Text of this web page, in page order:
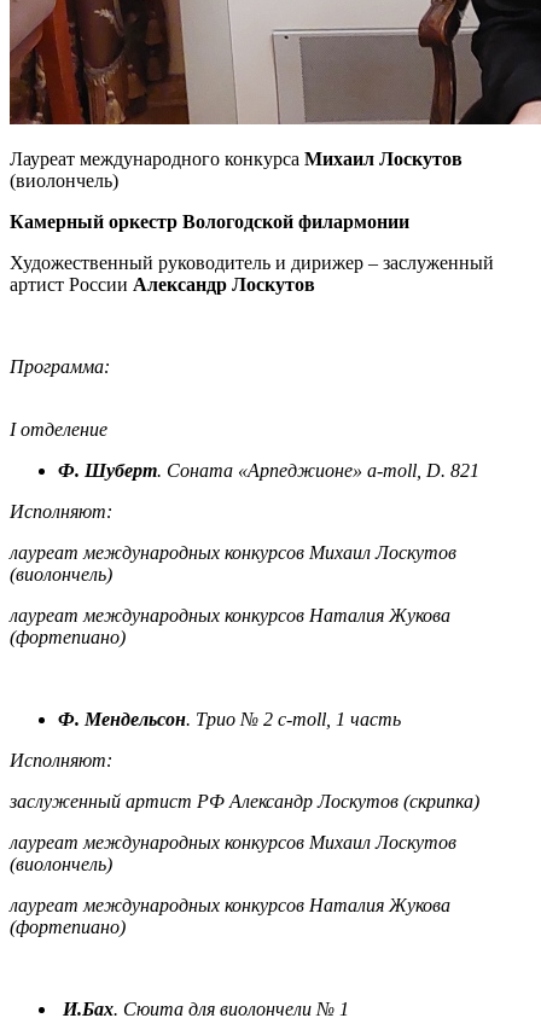
Лауреат международного конкурса Михаил Лоскутов
(виолончель)
Камерный оркестр Вологодской филармонии
Художественный руководитель и дирижер – заслуженный
артист России Александр Лоскутов
Программа:
I отделение
Ф. Шуберт. Соната «Арпеджионе» a-moll, D. 821
Исполняют:
лауреат международных конкурсов Михаил Лоскутов
(виолончель)
лауреат международных конкурсов Наталия Жукова
(фортепиано)
Ф. Мендельсон. Трио № 2 c-moll, 1 часть
Исполняют:
заслуженный артист РФ Александр Лоскутов (скрипка)
лауреат международных конкурсов Михаил Лоскутов
(виолончель)
лауреат международных конкурсов Наталия Жукова
(фортепиано)
И.Бах. Сюита для виолончели № 1